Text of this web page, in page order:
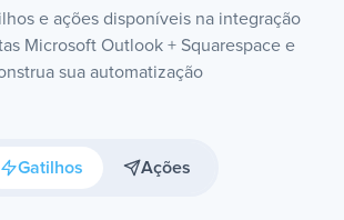
e ações disponíveis na integração
Microsoft Outlook + Squarespace e
sua automatização
Gatilhos Ações